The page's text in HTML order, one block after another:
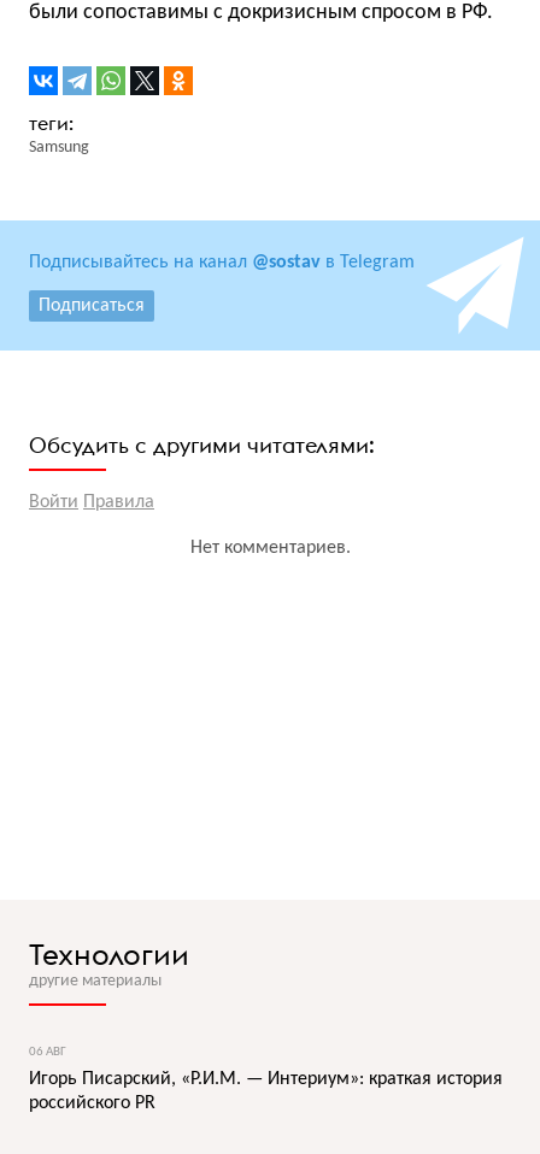
были сопоставимы с докризисным спросом в РФ.
Samsung
Подписывайтесь на канал @sostav в Telegram
Подписаться
Обсудить с другими читателями:
Войти Правила
Нет комментариев.
Технологии
другие материалы
06 АВГ
Игорь Писарский, «Р.И.М. — Интериум»: краткая история
российского PR